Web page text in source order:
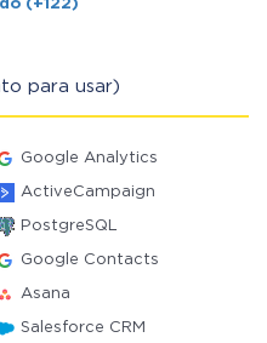
(+122)
para usar)
Google Analytics
ActiveCampaign
PostgreSQL
Google Contacts
Asana
Salesforce CRM